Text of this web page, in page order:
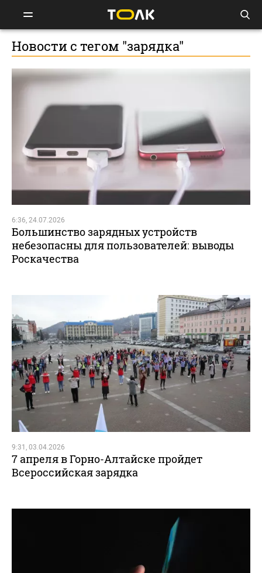
Новости с тегом "зарядка"
6:36, 24.07.2026
Большинство зарядных устройств
небезопасны для пользователей: выводы
Роскачества
9:31, 03.04.2026
7 апреля в Горно-Алтайске пройдет
Всероссийская зарядка